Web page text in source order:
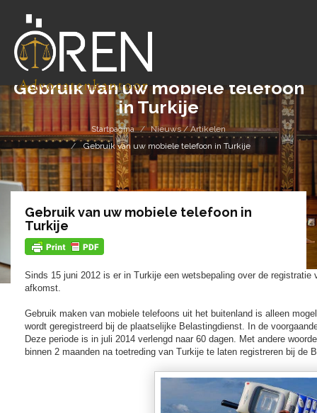
Gebruik van uw mobiele telefoon
in Turkije
Startpagina
Nieuws / Artikelen
Gebruik van uw mobiele telefoon in Turkije
Gebruik van uw mobiele telefoon in
Turkije
Sinds 15 juni 2012 is er in Turkije een wetsbepaling over de
afkomst.
Gebruik maken van mobiele telefoons uit het buitenland is alleen
wordt geregistreerd bij de plaatselijke Belastingdienst. In de
Deze periode is in juli 2014 verlengd naar 60 dagen. Met andere
binnen 2 maanden na toetreding van Turkije te laten registreren bij de